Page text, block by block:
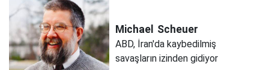
Michael Scheuer
ABD, İran'da kaybedilmiş
savaşların izinden gidiyor